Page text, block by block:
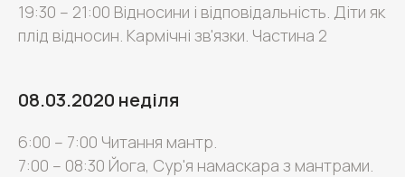
19:30 – 21:00 Відносини і відповідальність. Діти як
плід відносин. Кармічні зв'язки. Частина 2
08.03.2020 неділя
6:00 – 7:00 Читання мантр.
7:00 – 08:30 Йога, Сур'я намаскара з мантрами.